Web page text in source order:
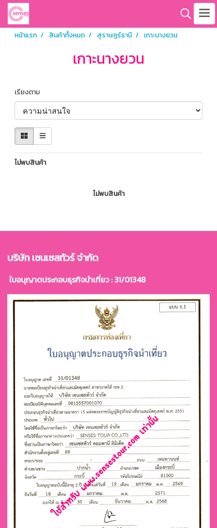
หน้าแรก สินค้าทั้งหมด สุราษฎร์ธานี เกาะนางยวน
เกาะนางยวน
เรียงตาม
ไม่พบสินค้า
ไม่พบสินค้า
บริษัท เซนเซสทัวร์ จำกัด
ใบอนุญาตประกอบธุรกิจนำเที่ยว : 31/01348